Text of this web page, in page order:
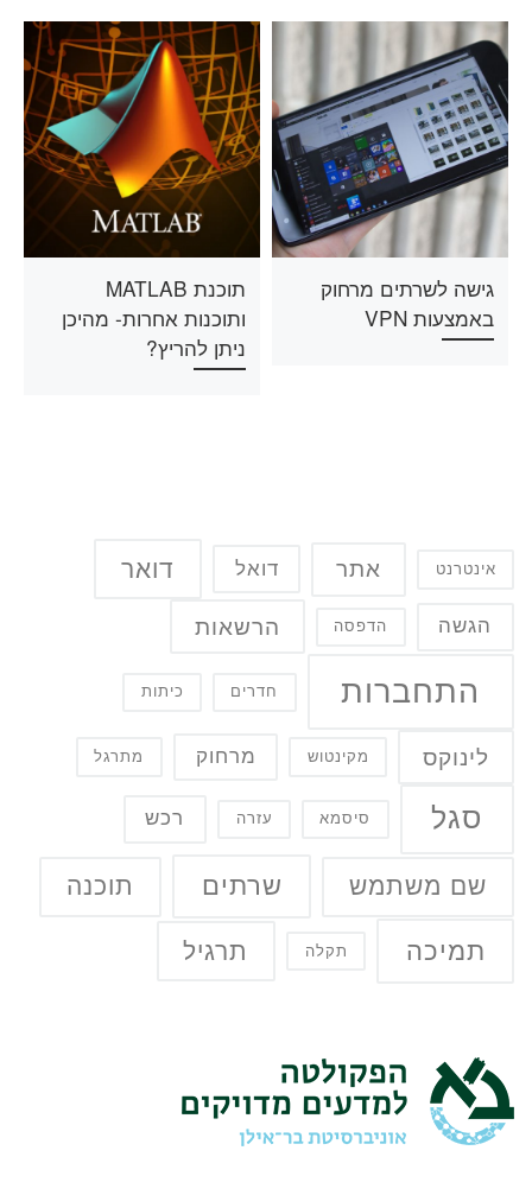
תוכנת MATLAB
ותוכנות אחרות- מהיכן
ניתן להריץ?
גישה לשרתים מרחוק
באמצעות VPN
אינטרנט אתר דואל דואר
הגשה הדפסה הרשאות
התחברות חדרים כיתות
לינוקס מקינטוש מרחוק מתרגל
סגל סיסמא עזרה רכש
שם משתמש שרתים תוכנה
תמיכה תקלה תרגיל